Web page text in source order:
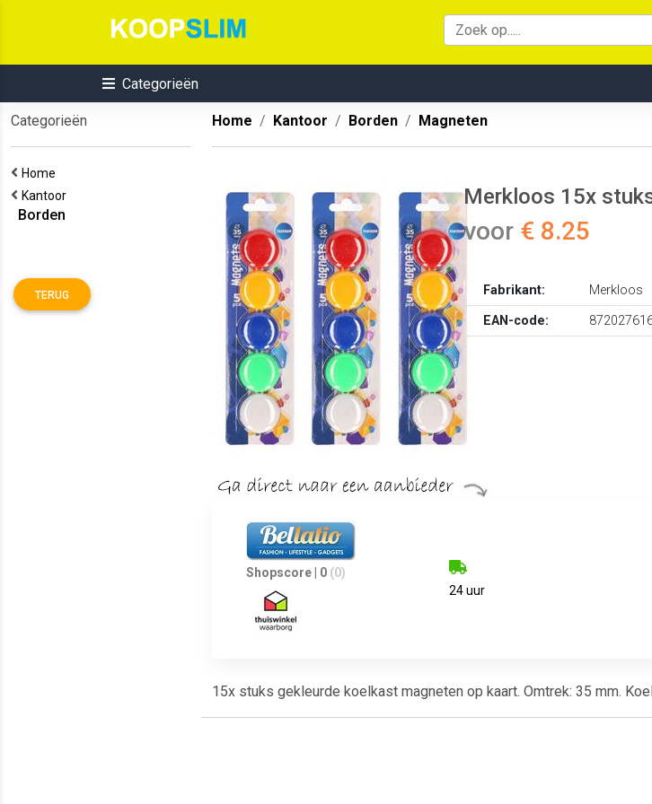
Categorieën
Categorieën
Home
Kantoor
Borden
TERUG
Home Kantoor Borden Magneten
Merkloos 15x
voor € 8.25
Fabrikant:
Merkloos
EAN-code:
Shopscore | 0 (0)
24 uur
15x stuks gekleurde koelkast magneten op kaart. Omtrek: 35 mm.